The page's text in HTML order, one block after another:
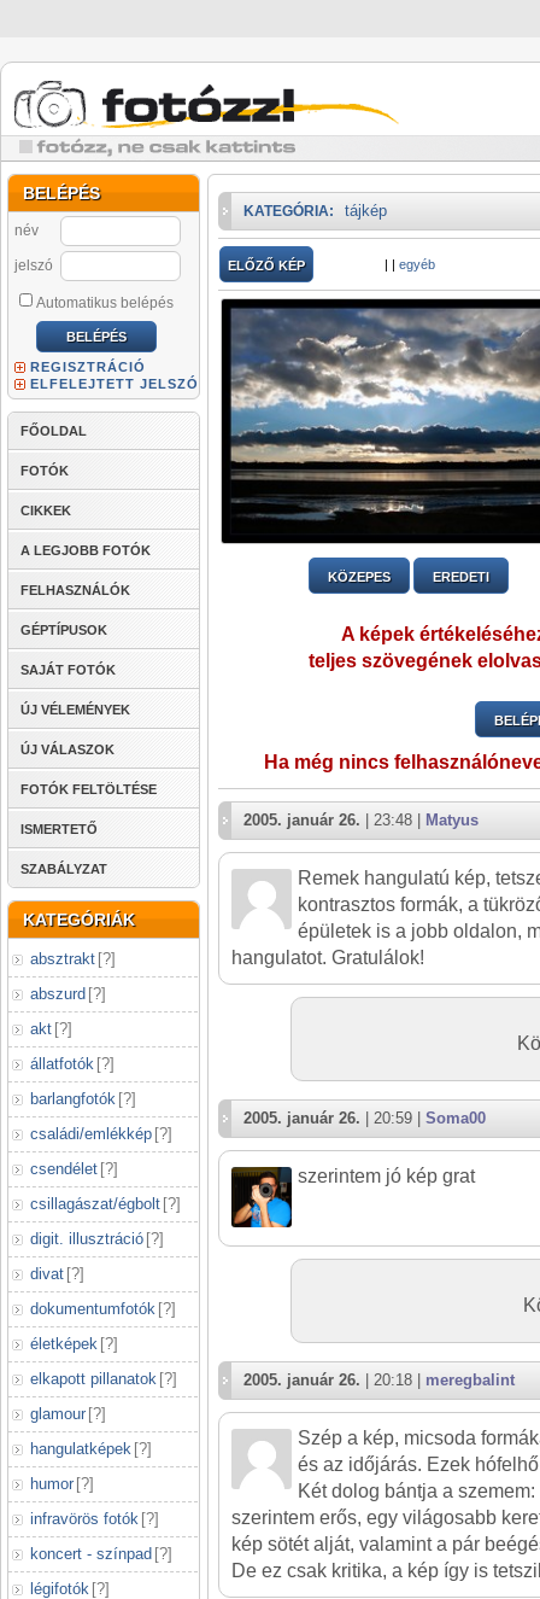
BELÉPÉS
név
jelszó
Automatikus belépés
REGISZTRÁCIÓ
ELFELEJTETT JELSZÓ
FŐOLDAL
FOTÓK
CIKKEK
A LEGJOBB FOTÓK
FELHASZNÁLÓK
GÉPTÍPUSOK
SAJÁT FOTÓK
ÚJ VÉLEMÉNYEK
ÚJ VÁLASZOK
FOTÓK FELTÖLTÉSE
ISMERTETŐ
SZABÁLYZAT
KATEGÓRIÁK
absztrakt [?]
abszurd [?]
akt [?]
állatfotók [?]
barlangfotók [?]
családi/emlékkép [?]
csendélet [?]
csillagászat/égbolt [?]
digit. illusztráció [?]
divat [?]
dokumentumfotók [?]
életképek [?]
elkapott pillanatok [?]
glamour [?]
hangulatképek [?]
humor [?]
infravörös fotók [?]
koncert - színpad [?]
légifotók [?]
KATEGÓRIA: tájkép
ELŐZŐ KÉP | | egyéb
KÖZEPES EREDETI
A képek
teljes szövegének
Ha még nincs
2005. január 26. | 23:48 | Matyus
Remek hangulatú kép,
kontrasztos formák, a
épületek is a jobb oldalon,
hangulatot. Gratulálok!
2005. január 26. | 20:59 | Soma00
szerintem jó kép grat
2005. január 26. | 20:18 | meregbalint
Szép a kép, micsoda
és az időjárás. Ezek
Két dolog bántja a
szerintem erős, egy világosabb
kép sötét alját, valamint a pár
De ez csak kritika, a kép így is